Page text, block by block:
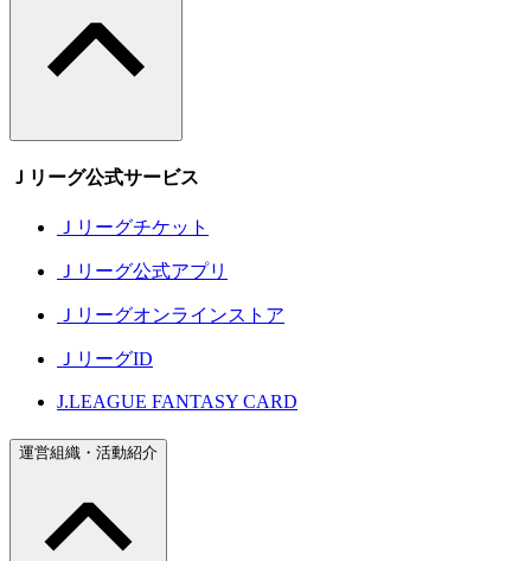
Ｊリーグ公式サービス
Ｊリーグチケット
Ｊリーグ公式アプリ
Ｊリーグオンラインストア
ＪリーグID
J.LEAGUE FANTASY CARD
運営組織・活動紹介